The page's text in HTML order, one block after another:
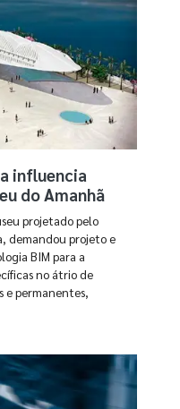
influencia
do Amanhã
projetado pelo
demandou projeto e
BIM para a
no átrio de
e permanentes,